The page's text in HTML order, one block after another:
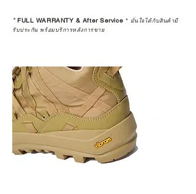
*FULL WARRANTY & After Service * มั่นใจได้กับสินค้ามี
รับประกัน พร้อมบริการหลังการขาย